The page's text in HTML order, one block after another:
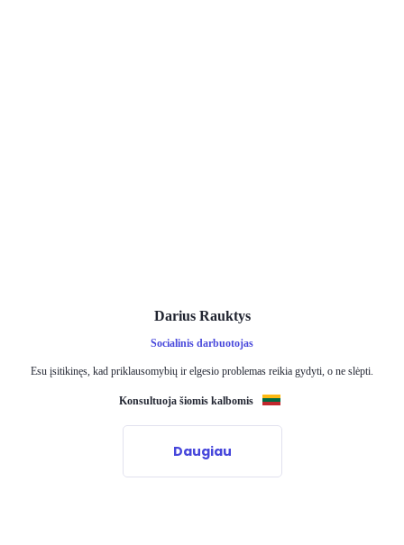
Darius Rauktys
Socialinis darbuotojas
Esu įsitikinęs, kad priklausomybių ir elgesio problemas reikia gydyti, o ne slėpti.
Konsultuoja šiomis kalbomis
Daugiau